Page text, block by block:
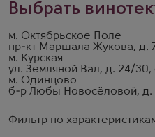
Фильтр по
Выбрать
м. Октябрьское Поле
пр-кт Маршала Жукова, д.
м. Курская
ул. Земляной Вал, д. 24/30,
м. Одинцово
б-р Любы Новосёловой, д.